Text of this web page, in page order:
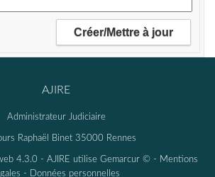
AJIRE
Administrateur Judiciaire
Raphaël Binet 35000 Rennes
4.3.0 - AJIRE utilise Gemarcur © - Mentions
- Données personnelles